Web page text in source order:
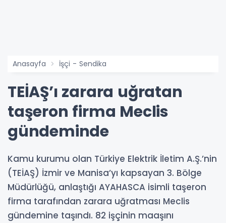
Anasayfa İşçi - Sendika
TEİAŞ’ı zarara uğratan
taşeron firma Meclis
gündeminde
Kamu kurumu olan Türkiye Elektrik İletim A.Ş.’nin
(TEİAŞ) İzmir ve Manisa’yı kapsayan 3. Bölge
Müdürlüğü, anlaştığı AYAHASCA isimli taşeron
firma tarafından zarara uğratması Meclis
gündemine taşındı. 82 işçinin maaşını